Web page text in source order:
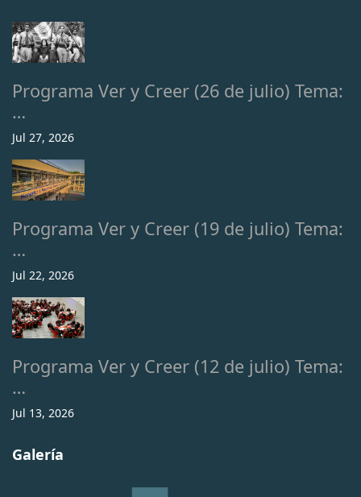
Programa Ver y Creer (26 de julio) Tema:
…
Jul 27, 2026
Programa Ver y Creer (19 de julio) Tema:
…
Jul 22, 2026
Programa Ver y Creer (12 de julio) Tema:
…
Jul 13, 2026
Galería